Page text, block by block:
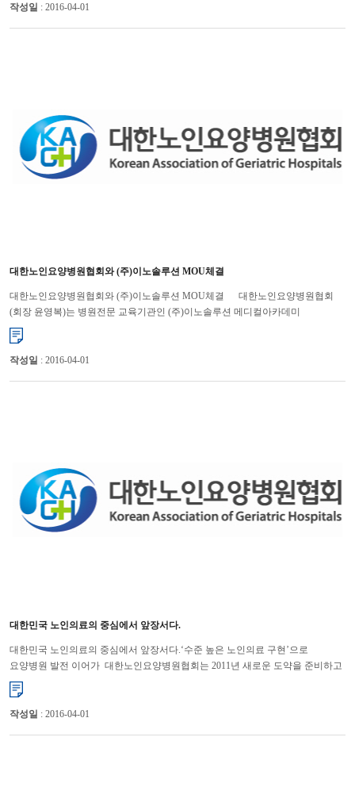
작성일 : 2016-04-01
대한노인요양병원협회와 (주)이노솔루션 MOU체결
대한노인요양병원협회와 (주)이노솔루션 MOU체결 대한노인요양병원협회
(회장 윤영복)는 병원전문 교육기관인 (주)이노솔루션 메디컬아카데미
(대표 : 문현근 www.MedicalAcademy.kr)와&n...
작성일 : 2016-04-01
대한민국 노인의료의 중심에서 앞장서다.
대한민국 노인의료의 중심에서 앞장서다.‘수준 높은 노인의료 구현’으로
요양병원 발전 이어가 대한노인요양병원협회는 2011년 새로운 도약을 준비하고
있다. 윤영복 대한노인요양병원협회장은 지난 5월&n...
작성일 : 2016-04-01